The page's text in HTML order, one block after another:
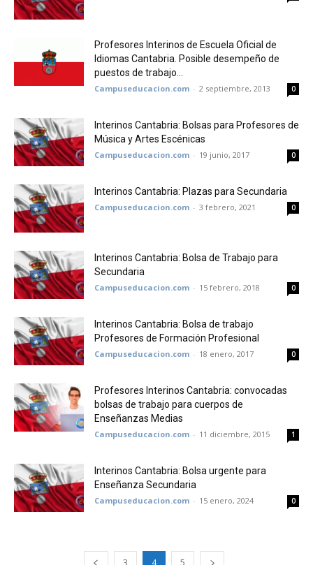
Profesores Interinos de Escuela Oficial de
Idiomas Cantabria. Posible desempeño de
puestos de trabajo...
Campuseducacion.com - 2 septiembre, 2013 0
Interinos Cantabria: Bolsas para Profesores de
Música y Artes Escénicas
Campuseducacion.com - 19 junio, 2017 0
Interinos Cantabria: Plazas para Secundaria
Campuseducacion.com - 3 febrero, 2021 0
Interinos Cantabria: Bolsa de Trabajo para
Secundaria
Campuseducacion.com - 15 febrero, 2018 0
Interinos Cantabria: Bolsa de trabajo
Profesores de Formación Profesional
Campuseducacion.com - 18 enero, 2017 0
Profesores Interinos Cantabria: convocadas
bolsas de trabajo para cuerpos de
Enseñanzas Medias
Campuseducacion.com - 11 diciembre, 2015 1
Interinos Cantabria: Bolsa urgente para
Enseñanza Secundaria
Campuseducacion.com - 15 enero, 2024 0
3 4 5